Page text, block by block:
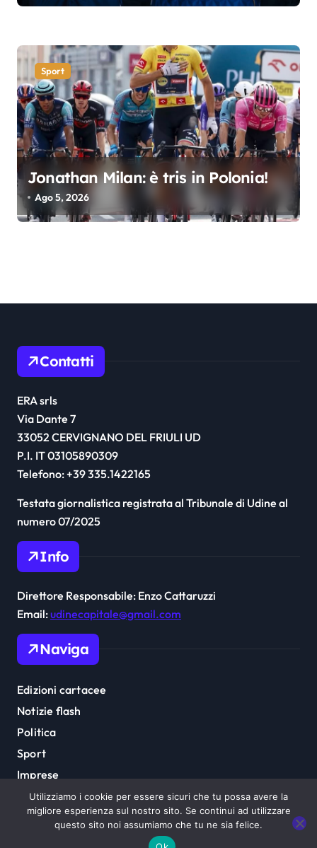
Sport
Jonathan Milan: è tris in Polonia!
Ago 5, 2026
Contatti
ERA srls
Via Dante 7
33052 CERVIGNANO DEL FRIULI UD
P.I. IT 03105890309
Telefono: +39 335.1422165
Testata giornalistica registrata al Tribunale di Udine al
numero 07/2025
Info
Direttore Responsabile: Enzo Cattaruzzi
Email:udinecapitale@gmail.com
Naviga
Edizioni cartacee
Notizie flash
Politica
Sport
Imprese
Cultura
Utilizziamo i cookie per essere sicuri che tu possa avere la
migliore esperienza sul nostro sito. Se continui ad utilizzare
questo sito noi assumiamo che tu ne sia felice.